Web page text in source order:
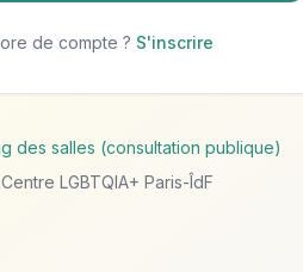
de compte ? S'inscrire
des salles (consultation publique)
Centre LGBTQIA+ Paris-ÎdF